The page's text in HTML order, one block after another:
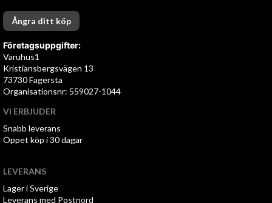
Ångra ditt köp
Företagsuppgifter:
Varuhus1
Kristiansbergsvägen 13
73730 Fagersta
Organisationsnr: 559027-1044
VI ERBJUDER
Snabb leverans
Öppet köp i 30 dagar
LEVERANS
Lager i Sverige
Leverans med Postnord